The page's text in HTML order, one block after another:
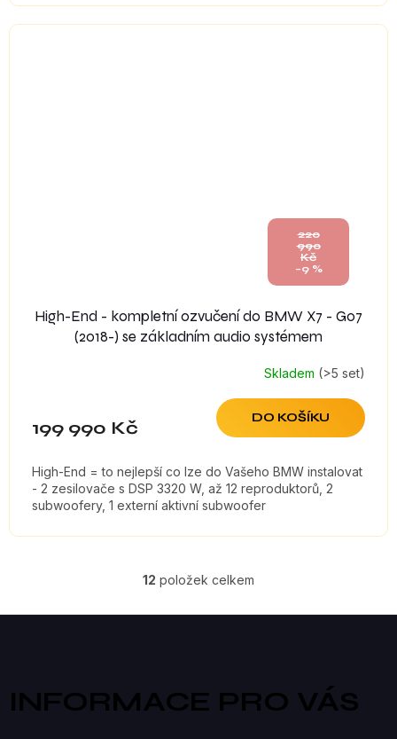
220
990
Kč
–9 %
High-End - kompletní ozvučení do BMW X7 - G07
(2018-) se základním audio systémem
Skladem (>5 set)
199 990 Kč DO KOŠÍKU
High-End = to nejlepší co lze do Vašeho BMW instalovat
- 2 zesilovače s DSP 3320 W, až 12 reproduktorů, 2
subwoofery, 1 externí aktivní subwoofer
O
V
Á
D
12 položek celkem
INFORMACE PRO VÁS